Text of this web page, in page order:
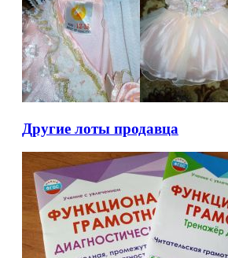
Другие лоты продавца